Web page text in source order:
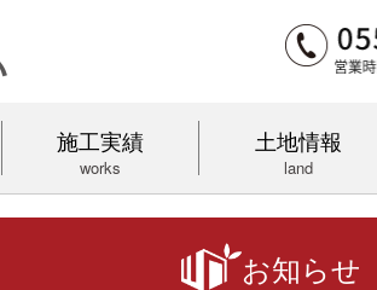
施工実績
works
土地情報
land
お知らせ